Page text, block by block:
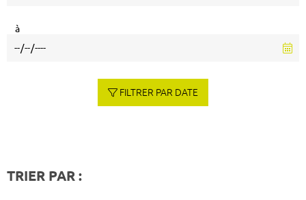
à
FILTRER PAR DATE
TRIER PAR :